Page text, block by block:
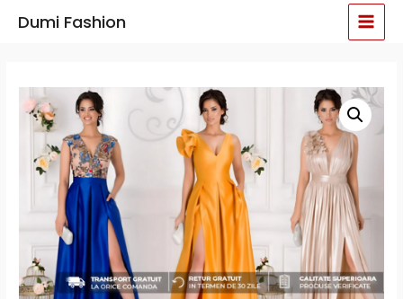
Dumi Fashion